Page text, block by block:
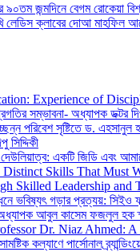
জন্মদিনে বেগম রােকেয়া
লেডিস ক্লাবের দোআ মাহফিল
Experience of
সম্ভাবনা- অধ্যাপক ডক্টর
পরিবেশ সৃষ্টিতে ড.
একটি জিডি এবং
Distinct Skills That Must
Skilled Leadership and
ভবিষ্যৎ গড়ার প্রত্যয়: সিইও
আবুল কাসেম ফজলুল হক
Dr. Niaz Ahmed:
কল্যাণে পার্সোনাল